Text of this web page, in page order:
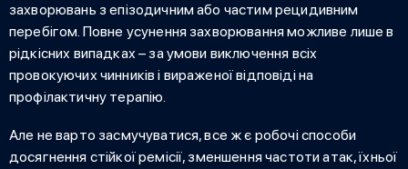
захворювань з епізодичним або частим рецидивним
перебігом. Повне усунення захворювання можливе лише в
рідкісних випадках – за умови виключення всіх
провокуючих чинників і вираженої відповіді на
профілактичну терапію.
Але не варто засмучуватися, все ж є робочі способи
досягнення стійкої ремісії, зменшення частоти атак, їхньої